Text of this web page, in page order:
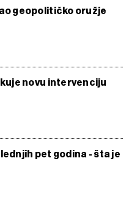
geopolitičko oružje
novu intervenciju
pet godina - šta je